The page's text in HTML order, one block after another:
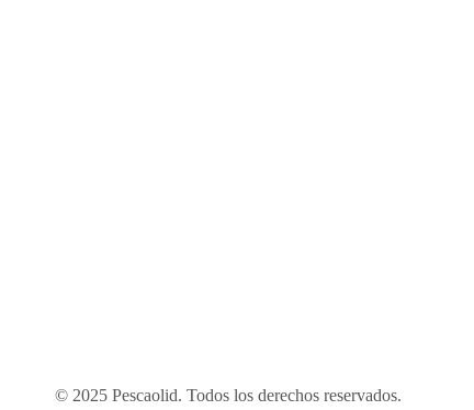
© 2025 Pescaolid. Todos los derechos reservados.